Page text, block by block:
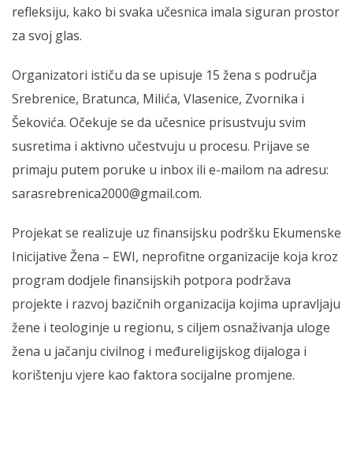
refleksiju, kako bi svaka učesnica imala siguran prostor
za svoj glas.
Organizatori ističu da se upisuje 15 žena s područja
Srebrenice, Bratunca, Milića, Vlasenice, Zvornika i
Šekovića. Očekuje se da učesnice prisustvuju svim
susretima i aktivno učestvuju u procesu. Prijave se
primaju putem poruke u inbox ili e-mailom na adresu:
sarasrebrenica2000@gmail.com.
Projekat se realizuje uz finansijsku podršku Ekumenske
Inicijative Žena – EWI, neprofitne organizacije koja kroz
program dodjele finansijskih potpora podržava
projekte i razvoj bazičnih organizacija kojima upravljaju
žene i teologinje u regionu, s ciljem osnaživanja uloge
žena u jačanju civilnog i međureligijskog dijaloga i
korištenju vjere kao faktora socijalne promjene.